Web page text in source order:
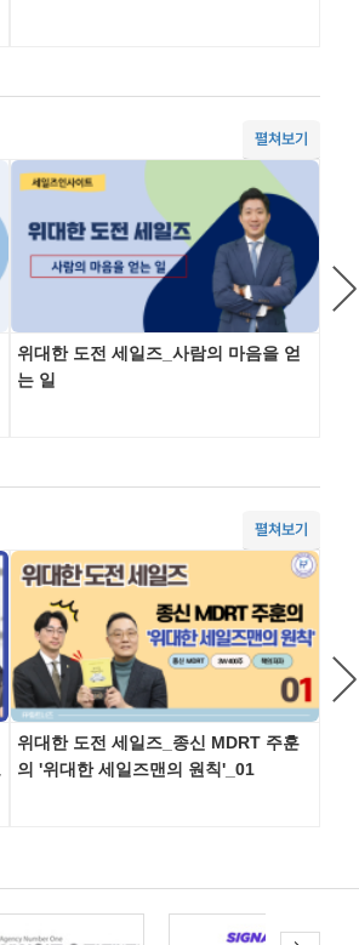
펼쳐보기
위대한 도전 세일즈_사람의 마음을 얻
는 일
펼쳐보기
위대한 도전 세일즈_종신 MDRT 주훈
의 '위대한 세일즈맨의 원칙'_01